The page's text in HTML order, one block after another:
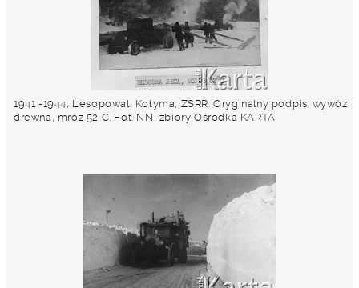
1941 -1944, Lesopowal, Kołyma, ZSRR. Oryginalny podpis: wywóz
drewna, mróz 52 C. Fot. NN, zbiory Ośrodka KARTA